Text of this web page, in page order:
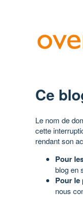
Ce
Le nom de
cette
rendant son
Pour
blog en
Pour le
nous